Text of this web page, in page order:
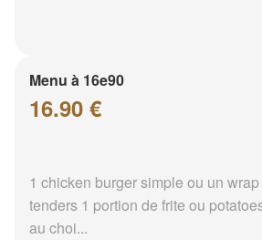
Menu à 16e90
16.90 €
1 chicken burger simple ou un
tenders 1 portion de frite ou
au choi...